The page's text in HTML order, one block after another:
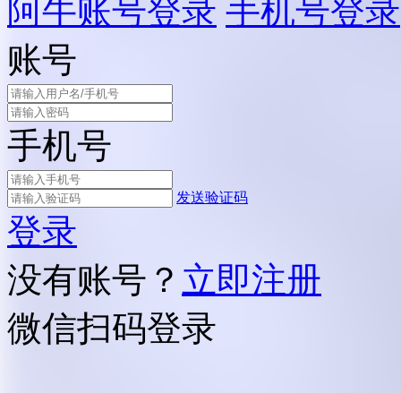
阿牛账号登录 手机号登录
账号
手机号
发送验证码
登录
没有账号？ 立即注册
微信扫码登录